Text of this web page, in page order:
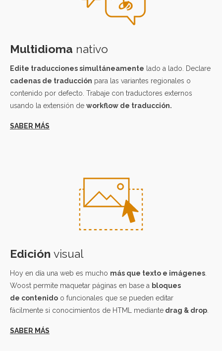
Multidioma nativo
Edite traducciones simultáneamente lado a lado. Declare
cadenas de traducción para las variantes regionales o
contenido por defecto. Trabaje con traductores externos
usando la extensión de workflow de traducción.
Edición visual
Hoy en día una web es mucho más que texto e imágenes
Woost permite maquetar páginas en base a bloques
de contenido o funcionales que se pueden editar
fácilmente si conocimientos de HTML mediante drag & drop